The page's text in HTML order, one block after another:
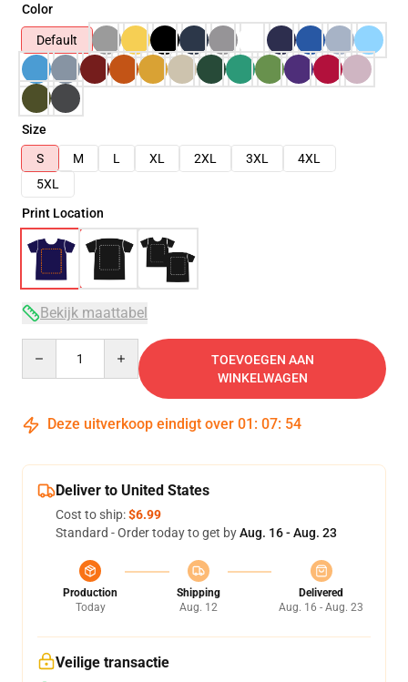
Color
Default
Size
S
M L XL 2XL 3XL
4XL
5XL
Print Location
Bekijk maattabel
TOEVOEGEN AAN
WINKELWAGEN
Deze uitverkoop eindigt over 01 : 07: 53
Deliver to United States
Cost to ship:$6.99
Standard - Order today to get byAug. 16 - Aug. 23
Production
Today
Shipping
Aug. 12
Delivered
Aug. 16 - Aug. 23
Veilige transactie